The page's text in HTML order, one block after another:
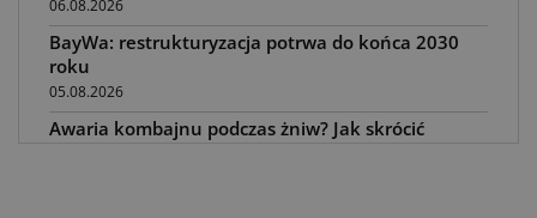
06.08.2026
BayWa: restrukturyzacja potrwa do końca 2030
roku
05.08.2026
Awaria kombajnu podczas żniw? Jak skrócić